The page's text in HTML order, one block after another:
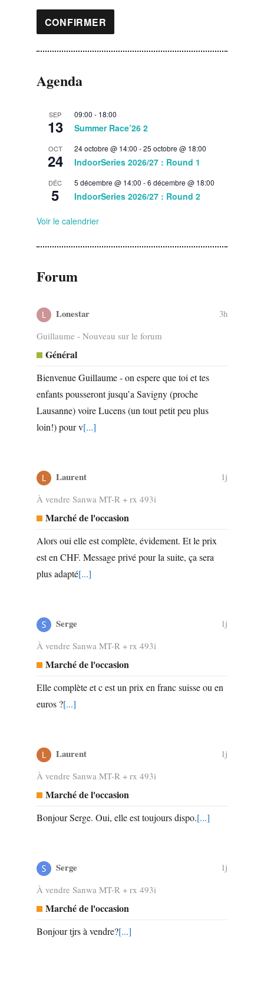
Agenda
SEP
13
09:00 - 18:00
Summer Race’26 2
OCT
24
24 octobre @ 14:00 -25 octobre @ 18:00
IndoorSeries 2026/27 : Round 1
DÉC
5
5 décembre @ 14:00 -6 décembre @ 18:00
IndoorSeries 2026/27 : Round 2
Voir le calendrier
Forum
Lonestar
3h
Guillaume - Nouveau sur le forum
Général
Bienvenue Guillaume - on espere que toi et tes
enfants pousseront jusqu’a Savigny (proche
Lausanne) voire Lucens (un tout petit peu plus
loin!) pour v[...]
Laurent
1j
À vendre Sanwa MT-R + rx 493i
Marché de l'occasion
Alors oui elle est complète, évidement. Et le prix
est en CHF. Message privé pour la suite, ça sera
plus adapté[...]
Serge
1j
À vendre Sanwa MT-R + rx 493i
Marché de l'occasion
Elle complète et c est un prix en franc suisse ou en
euros ?[...]
Laurent
1j
À vendre Sanwa MT-R + rx 493i
Marché de l'occasion
Bonjour Serge. Oui, elle est toujours dispo.[...]
Serge
1j
À vendre Sanwa MT-R + rx 493i
Marché de l'occasion
Bonjour tjrs à vendre?[...]